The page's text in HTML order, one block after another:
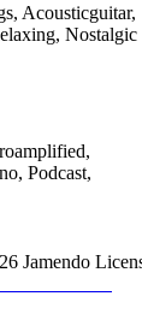
Acousticguitar,
Nostalgic
Podcast,
Jamendo